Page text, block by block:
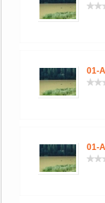
01-
01-